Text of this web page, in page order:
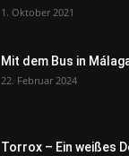
1. Oktober 2021
Mit dem Bus in
22. Februar 2024
Torrox – Ein weißes